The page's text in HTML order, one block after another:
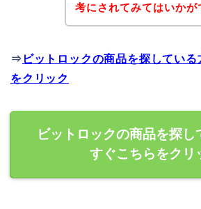
考にされてみてはいかが
⇒ ビットロックの商品を探している
をクリック
ビットロックの商品を探し
すぐこちらをクリ